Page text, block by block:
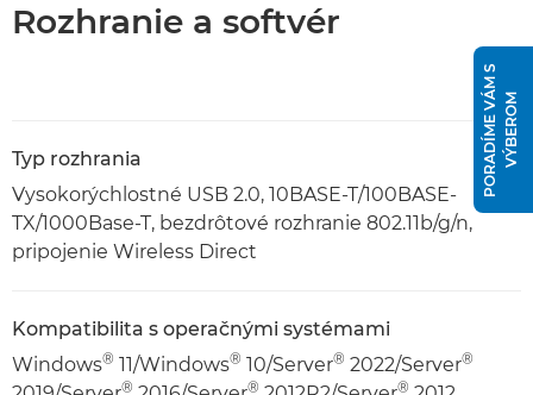
Rozhranie a softvér
Typ rozhrania
Vysokorýchlostné USB 2.0, 10BASE-T/100BASE-
TX/1000Base-T, bezdrôtové rozhranie 802.11b/g/n,
pripojenie Wireless Direct
Kompatibilita s operačnými systémami
Windows® 11/Windows® 10/Server® 2022/Server®
® ® ®
P
O
R
A
D
Í
M
E
V
Á
M
S
V
Ý
B
E
R
OM